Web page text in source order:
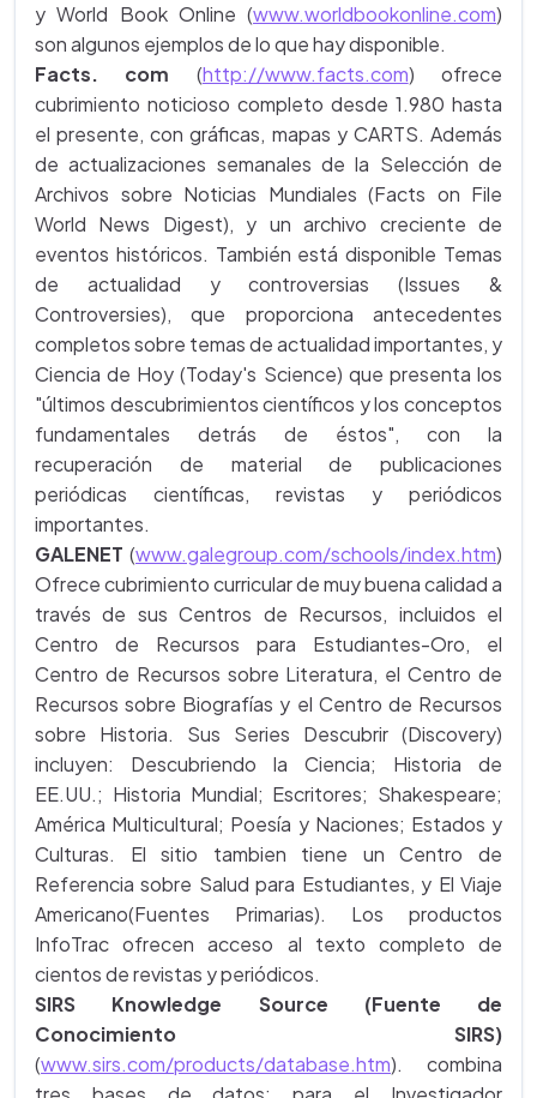
y World Book Online (www.worldbookonline.com)
son algunos ejemplos de lo que hay disponible.
Facts. com (http://www.facts.com) ofrece
cubrimiento noticioso completo desde 1.980 hasta
el presente, con gráficas, mapas y CARTS. Además
de actualizaciones semanales de la Selección de
Archivos sobre Noticias Mundiales (Facts on File
World News Digest), y un archivo creciente de
eventos históricos. También está disponible Temas
de actualidad y controversias (Issues &
Controversies), que proporciona antecedentes
completos sobre temas de actualidad importantes, y
Ciencia de Hoy (Today's Science) que presenta los
"últimos descubrimientos científicos y los conceptos
fundamentales detrás de éstos", con la
recuperación de material de publicaciones
periódicas científicas, revistas y periódicos
importantes.
GALENET (www.galegroup.com/schools/index.htm)
Ofrece cubrimiento curricular de muy buena calidad a
través de sus Centros de Recursos, incluidos el
Centro de Recursos para Estudiantes-Oro, el
Centro de Recursos sobre Literatura, el Centro de
Recursos sobre Biografías y el Centro de Recursos
sobre Historia. Sus Series Descubrir (Discovery)
incluyen: Descubriendo la Ciencia; Historia de
EE.UU.; Historia Mundial; Escritores; Shakespeare;
América Multicultural; Poesía y Naciones; Estados y
Culturas. El sitio tambien tiene un Centro de
Referencia sobre Salud para Estudiantes, y El Viaje
Americano(Fuentes Primarias). Los productos
InfoTrac ofrecen acceso al texto completo de
cientos de revistas y periódicos.
SIRS Knowledge Source (Fuente de
Conocimiento SIRS)
(www.sirs.com/products/database.htm). combina